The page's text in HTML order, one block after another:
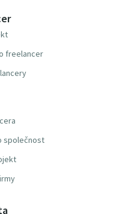
freelancer
společnost